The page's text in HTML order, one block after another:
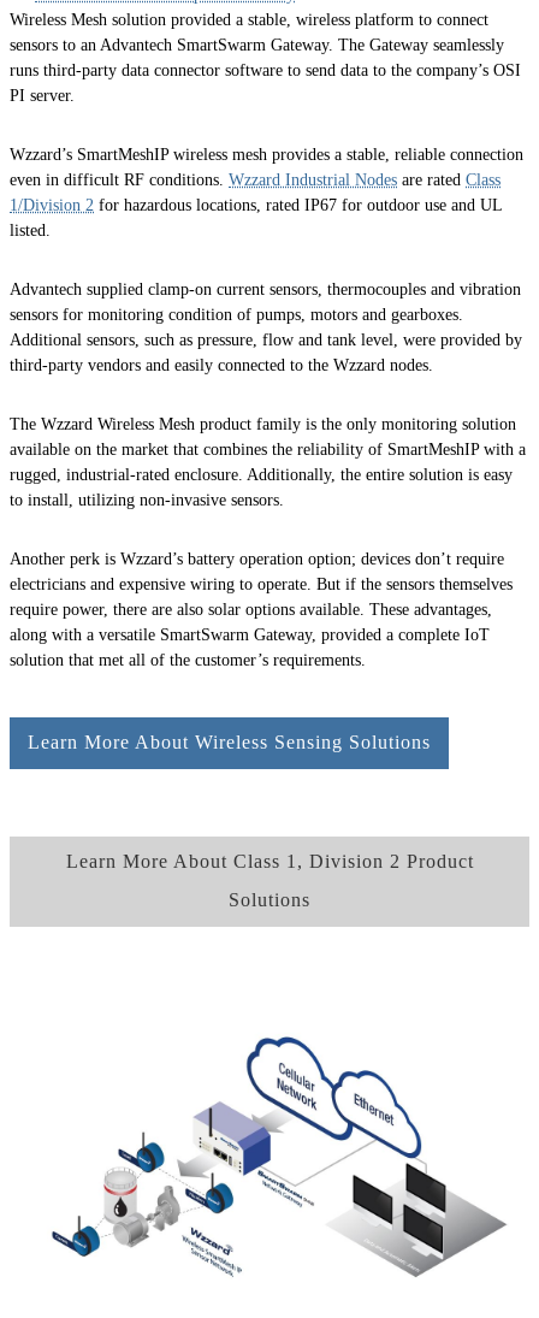
Wireless Mesh solution provided a stable, wireless platform to connect
sensors to an Advantech SmartSwarm Gateway. The Gateway seamlessly
runs third-party data connector software to send data to the company’s OSI
PI server.
Wzzard’s SmartMeshIP wireless mesh provides a stable, reliable connection
even in difficult RF conditions. Wzzard Industrial Nodes are rated Class
1/Division 2 for hazardous locations, rated IP67 for outdoor use and UL
listed.
Advantech supplied clamp-on current sensors, thermocouples and vibration
sensors for monitoring condition of pumps, motors and gearboxes.
Additional sensors, such as pressure, flow and tank level, were provided by
third-party vendors and easily connected to the Wzzard nodes.
The Wzzard Wireless Mesh product family is the only monitoring solution
available on the market that combines the reliability of SmartMeshIP with a
rugged, industrial-rated enclosure. Additionally, the entire solution is easy
to install, utilizing non-invasive sensors.
Another perk is Wzzard’s battery operation option; devices don’t require
electricians and expensive wiring to operate. But if the sensors themselves
require power, there are also solar options available. These advantages,
along with a versatile SmartSwarm Gateway, provided a complete IoT
solution that met all of the customer’s requirements.
Learn More About Wireless Sensing Solutions
Learn More About Class 1, Division 2 Product
Solutions